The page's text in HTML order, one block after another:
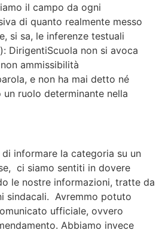
il campo da ogni
di quanto realmente messo
si sa, le inferenze testuali
DirigentiScuola non si avoca
ammissibilità
e non ha mai detto né
ruolo determinante nella
informare la categoria su un
ci siamo sentiti in dovere
le nostre informazioni, tratte da
sindacali. Avremmo potuto
ufficiale, ovvero
Abbiamo invece